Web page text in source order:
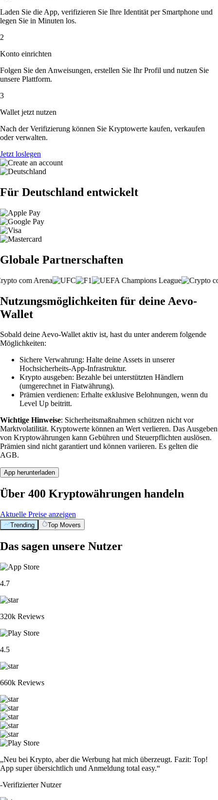
Laden Sie die App, verifizieren Sie Ihre Identität per Smartphone und
legen Sie in Minuten los.
2
Konto einrichten
Folgen Sie den Anweisungen, erstellen Sie Ihr Profil und nutzen Sie
unsere Plattform.
3
Wallet jetzt nutzen
Nach der Verifizierung können Sie Kryptowerte kaufen, verkaufen
oder verwalten.
Jetzt loslegen
Für Deutschland entwickelt
Globale Partnerschaften
Nutzungsmöglichkeiten für deine Aevo-
Wallet
Sobald deine Aevo-Wallet aktiv ist, hast du unter anderem folgende
Möglichkeiten:
Sichere Verwahrung: Halte deine Assets in unserer
Hochsicherheits-App-Infrastruktur.
Krypto ausgeben: Bezahle bei unterstützten Händlern
(umgerechnet in Fiatwährung).
Prämien verdienen: Erhalte exklusive Belohnungen, wenn du
Level Up beitritt.
Wichtige Hinweise: Sicherheitsmaßnahmen schützen nicht vor
Marktvolatilität. Kryptowerte können an Wert verlieren. Das Ausgeben
von Kryptowährungen kann Gebühren und Steuerpflichten auslösen.
Prämien sind nicht garantiert und können variieren. Es gelten die
AGB.
App herunterladen
Über 400 Kryptowährungen handeln
Aktuelle Preise anzeigen
Trending Top Movers
Das sagen unsere Nutzer
4.7
320k Reviews
4.5
660k Reviews
„Neu bei Krypto, aber die Werbung hat mich überzeugt. Fazit: Top!
App super übersichtlich und Anmeldung total easy.“
-Verifizierter Nutzer